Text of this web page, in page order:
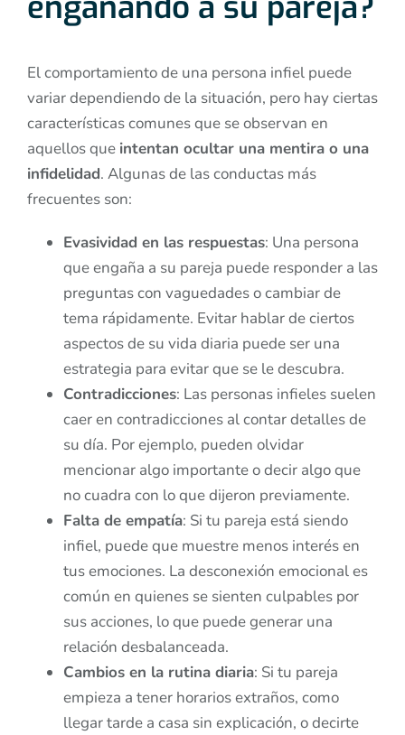
El comportamiento de una persona infiel puede
variar dependiendo de la situación, pero hay ciertas
características comunes que se observan en
aquellos que intentan ocultar una mentira o una
infidelidad. Algunas de las conductas más
frecuentes son:
Evasividad en las respuestas: Una persona
que engaña a su pareja puede responder a las
preguntas con vaguedades o cambiar de
tema rápidamente. Evitar hablar de ciertos
aspectos de su vida diaria puede ser una
estrategia para evitar que se le descubra.
Contradicciones: Las personas infieles suelen
caer en contradicciones al contar detalles de
su día. Por ejemplo, pueden olvidar
mencionar algo importante o decir algo que
no cuadra con lo que dijeron previamente.
Falta de empatía: Si tu pareja está siendo
infiel, puede que muestre menos interés en
tus emociones. La desconexión emocional es
común en quienes se sienten culpables por
sus acciones, lo que puede generar una
relación desbalanceada.
Cambios en la rutina diaria: Si tu pareja
empieza a tener horarios extraños, como
llegar tarde a casa sin explicación, o decirte